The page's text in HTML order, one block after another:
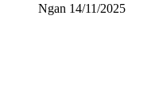
Ngan 14/11/2025